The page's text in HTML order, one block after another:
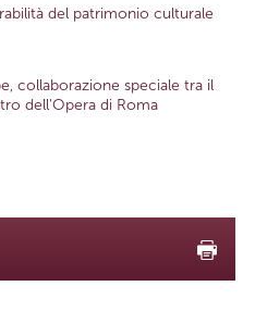
del patrimonio culturale
collaborazione speciale tra il
dell'Opera di Roma